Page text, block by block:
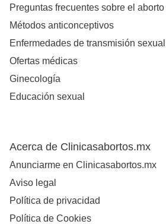
Preguntas frecuentes sobre el aborto
Métodos anticonceptivos
Enfermedades de transmisión sexual
Ofertas médicas
Ginecología
Educación sexual
Acerca de Clinicasabortos.mx
Anunciarme en Clinicasabortos.mx
Aviso legal
Política de privacidad
Política de Cookies